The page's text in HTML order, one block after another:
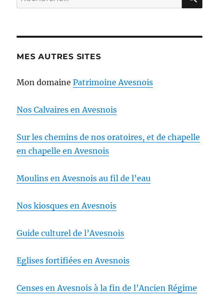
pour :
MES AUTRES SITES
Mon domainePatrimoine Avesnois
Nos Calvaires en Avesnois
Sur les chemins de nos oratoires, et de chapelle
en chapelle en Avesnois
Moulins en Avesnois au fil de l’eau
Nos kiosques en Avesnois
Guide culturel de l’Avesnois
Eglises fortifiées en Avesnois
Censes en Avesnois à la fin de l’Ancien Régime